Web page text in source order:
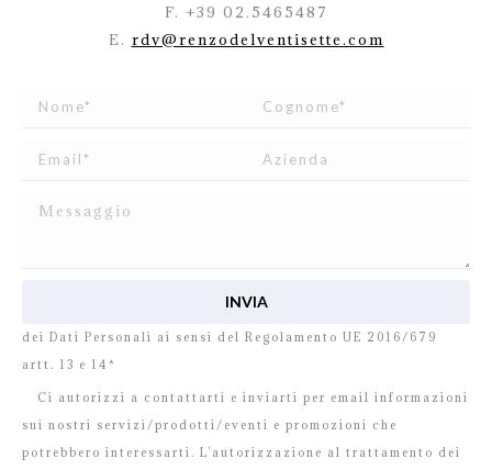
F. +39 02.5465487
E. rdv@renzodelventisette.com
dei Dati Personali ai sensi del Regolamento UE 2016/679
artt. 13 e 14*
Ci autorizzi a contattarti e inviarti per email informazioni
sui nostri servizi/prodotti/eventi e promozioni che
potrebbero interessarti. L’autorizzazione al trattamento dei